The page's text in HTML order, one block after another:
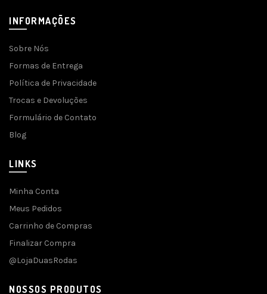
INFORMAÇÕES
Sobre Nós
Formas de Entrega
Política de Privacidade
Trocas e Devoluções
Formulário de Contato
Blog
LINKS
Minha Conta
Meus Pedidos
Carrinho de Compras
Finalizar Compra
@LojaDuasRodas
NOSSOS PRODUTOS